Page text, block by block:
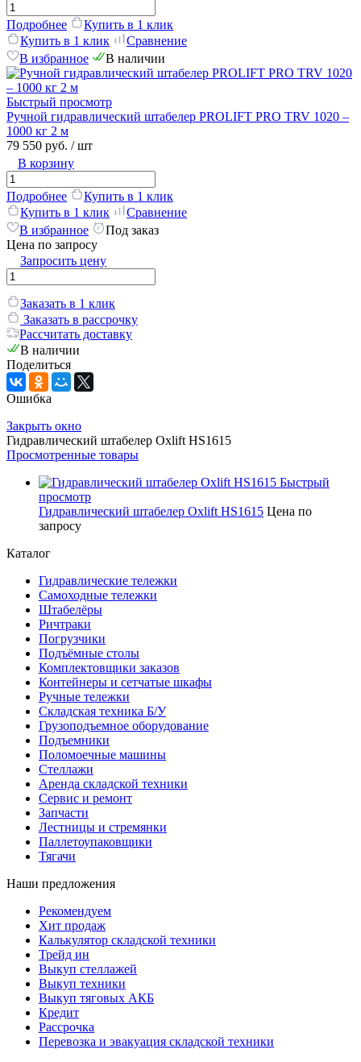
Подробнее
Купить в 1 клик
Купить в 1 клик
Сравнение
В избранное
В наличии
Быстрый просмотр
Ручной гидравлический штабелер PROLIFT PRO TRV 1020 –
1000 кг 2 м
79 550 руб. / шт
В корзину
Подробнее
Купить в 1 клик
Купить в 1 клик
Сравнение
В избранное
Под заказ
Цена по запросу
Запросить цену
Заказать в 1 клик
Заказать в рассрочку
Рассчитать доставку
В наличии
Поделиться
Ошибка
Закрыть окно
Гидравлический штабелер Oxlift HS1615
Просмотренные товары
Быстрый
просмотр
Гидравлический штабелер Oxlift HS1615 Цена по
запросу
Каталог
Гидравлические тележки
Самоходные тележки
Штабелёры
Ричтраки
Погрузчики
Подъёмные столы
Комплектовщики заказов
Контейнеры и сетчатые шкафы
Ручные тележки
Складская техника Б/У
Грузоподъемное оборудование
Подъемники
Поломоечные машины
Стеллажи
Аренда складской техники
Сервис и ремонт
Запчасти
Лестницы и стремянки
Паллетоупаковщики
Тягачи
Наши предложения
Рекомендуем
Хит продаж
Калькулятор складской техники
Трейд ин
Выкуп стеллажей
Выкуп техники
Выкуп тяговых АКБ
Кредит
Рассрочка
Перевозка и эвакуация складской техники